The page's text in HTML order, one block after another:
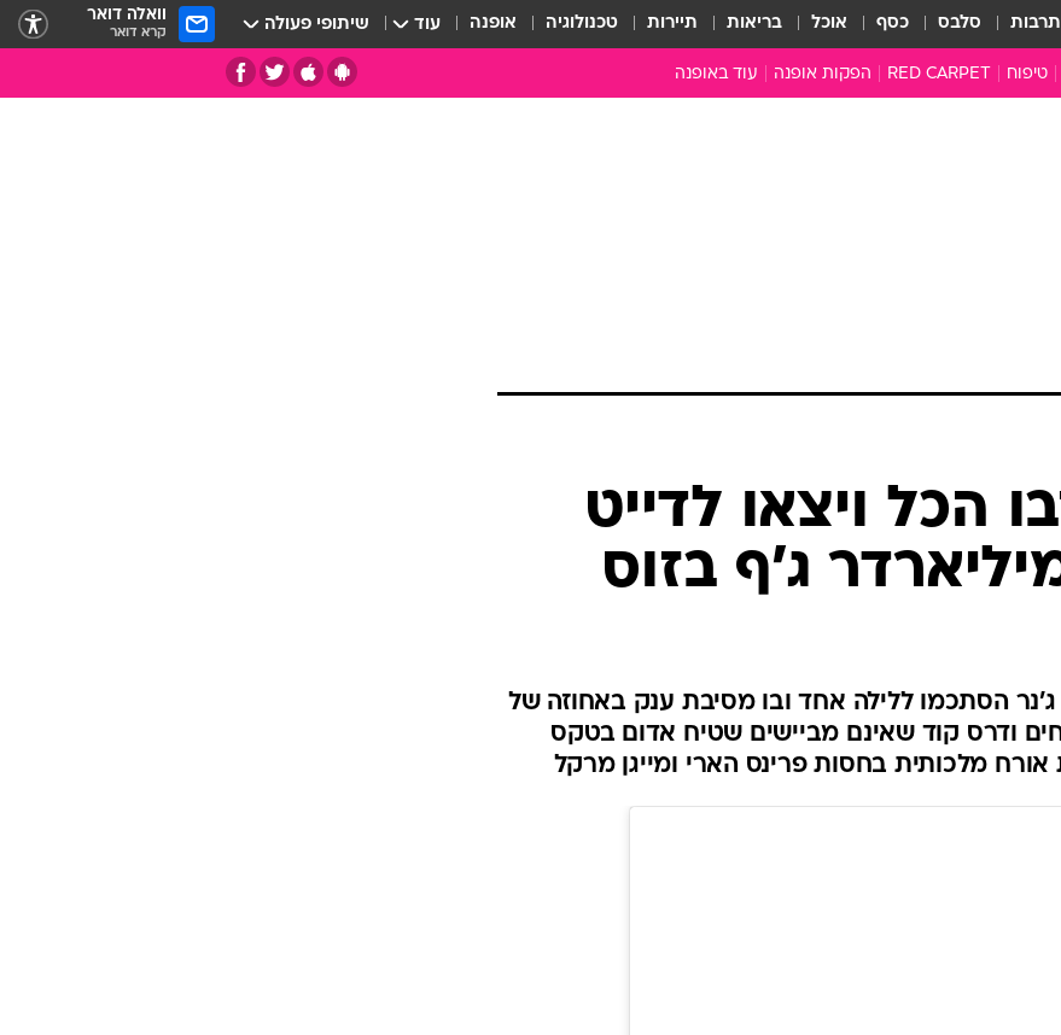
תרבות סלבס כסף אוכל בריאות תיירות טכנולוגיה אופנה עוד שיתופי פעולה וואלה דואר
קרא דואר
טיפוח RED CARPET הפקות אופנה עוד באופנה
אופנה ברשת
שיער וסטייל
סטייל ID
אג'נדה
דוגמנית השבוע
הכל ויצאו לדייט
ג'ף בזוס
קריס ג'נר הסתכמו ללילה אחד ובו מסיבת ענק באחוזה של
ודרס קוד שאינם מביישים שטיח אדום בטקס
מלכותית בחסות פרינס הארי ומייגן מרקל